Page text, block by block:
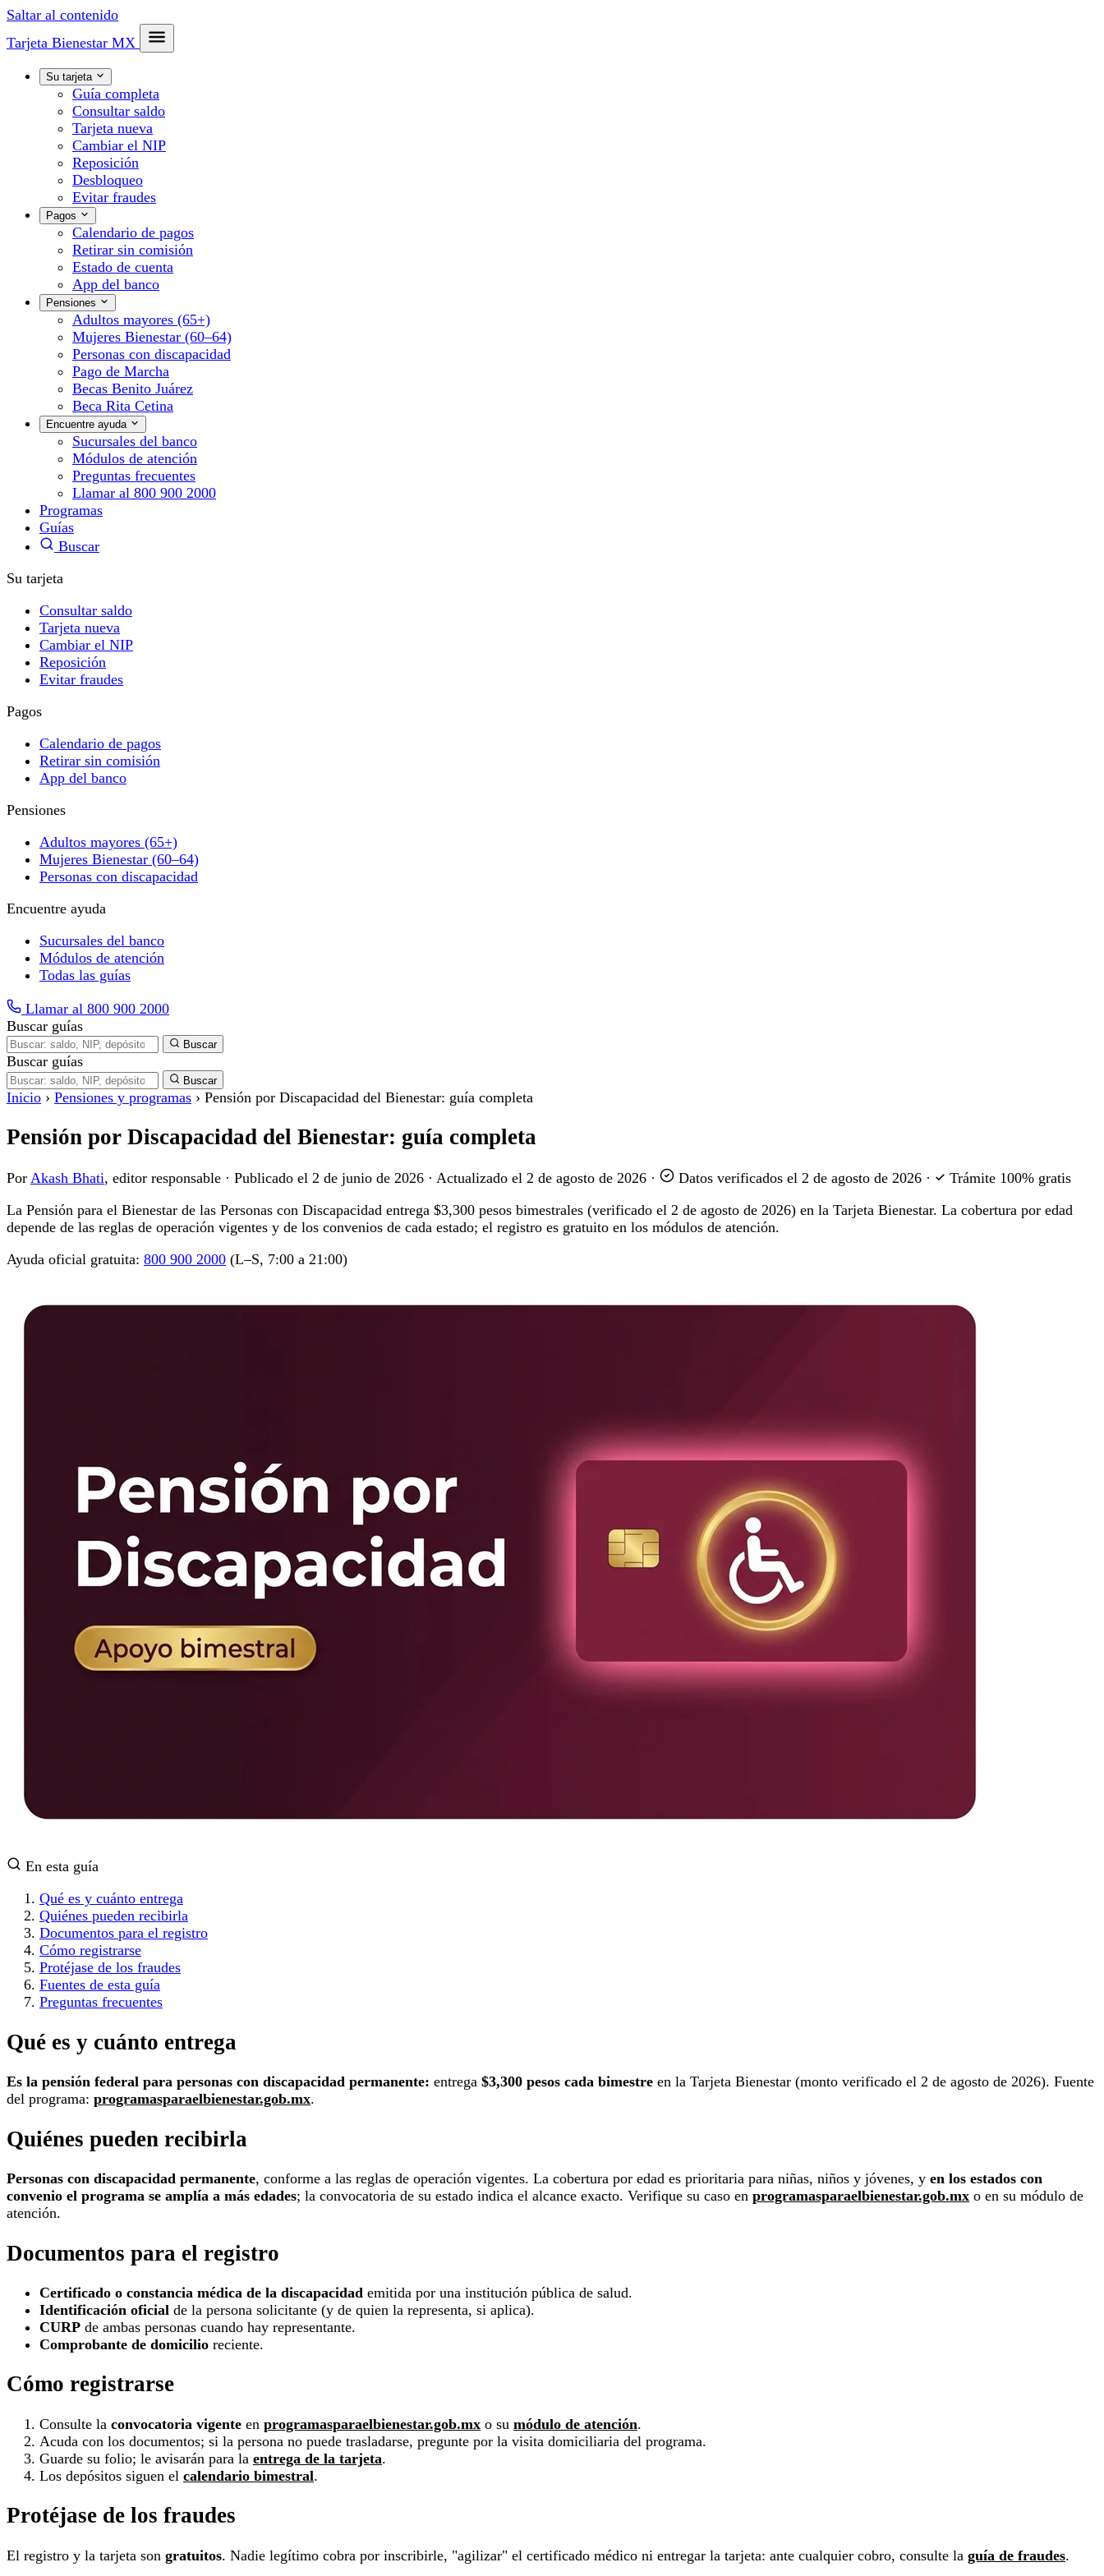
Saltar al contenido
Tarjeta Bienestar MX
Su tarjeta
Guía completa
Consultar saldo
Tarjeta nueva
Cambiar el NIP
Reposición
Desbloqueo
Evitar fraudes
Pagos
Calendario de pagos
Retirar sin comisión
Estado de cuenta
App del banco
Pensiones
Adultos mayores (65+)
Mujeres Bienestar (60–64)
Personas con discapacidad
Pago de Marcha
Becas Benito Juárez
Beca Rita Cetina
Encuentre ayuda
Sucursales del banco
Módulos de atención
Preguntas frecuentes
Llamar al 800 900 2000
Programas
Guías
Buscar
Su tarjeta
Consultar saldo
Tarjeta nueva
Cambiar el NIP
Reposición
Evitar fraudes
Pagos
Calendario de pagos
Retirar sin comisión
App del banco
Pensiones
Adultos mayores (65+)
Mujeres Bienestar (60–64)
Personas con discapacidad
Encuentre ayuda
Sucursales del banco
Módulos de atención
Todas las guías
Llamar al 800 900 2000
Buscar guías
Buscar
Buscar guías
Buscar
Inicio › Pensiones y programas › Pensión por Discapacidad del Bienestar: guía completa
Pensión por Discapacidad del Bienestar: guía completa
Por Akash Bhati, editor responsable · Publicado el 2 de junio de 2026 · Actualizado el 2 de agosto de 2026 · Datos verificados el 2 de agosto de 2026 ·
Trámite 100% gratis
La Pensión para el Bienestar de las Personas con Discapacidad entrega $3,300 pesos bimestrales (verificado el 2 de agosto de 2026) en la Tarjeta Bienestar. La cobertura por edad
depende de las reglas de operación vigentes y de los convenios de cada estado; el registro es gratuito en los módulos de atención.
Ayuda oficial gratuita: 800 900 2000 (L–S, 7:00 a 21:00)
En esta guía
Qué es y cuánto entrega
Quiénes pueden recibirla
Documentos para el registro
Cómo registrarse
Protéjase de los fraudes
Fuentes de esta guía
Preguntas frecuentes
Qué es y cuánto entrega
Es la pensión federal para personas con discapacidad permanente: entrega $3,300 pesos cada bimestre en la Tarjeta Bienestar (monto verificado el 2 de agosto de 2026). Fuente
del programa: programasparaelbienestar.gob.mx.
Quiénes pueden recibirla
Personas con discapacidad permanente, conforme a las reglas de operación vigentes. La cobertura por edad es prioritaria para niñas, niños y jóvenes, y en los estados con
convenio el programa se amplía a más edades; la convocatoria de su estado indica el alcance exacto. Verifique su caso en programasparaelbienestar.gob.mx o en su módulo de
atención.
Documentos para el registro
Certificado o constancia médica de la discapacidad emitida por una institución pública de salud.
Identificación oficial de la persona solicitante (y de quien la representa, si aplica).
CURP de ambas personas cuando hay representante.
Comprobante de domicilio reciente.
Cómo registrarse
Consulte la convocatoria vigente en programasparaelbienestar.gob.mx o su módulo de atención.
Acuda con los documentos; si la persona no puede trasladarse, pregunte por la visita domiciliaria del programa.
Guarde su folio; le avisarán para la entrega de la tarjeta.
Los depósitos siguen el calendario bimestral.
Protéjase de los fraudes
El registro y la tarjeta son gratuitos. Nadie legítimo cobra por inscribirle, "agilizar" el certificado médico ni entregar la tarjeta: ante cualquier cobro, consulte la guía de fraudes.